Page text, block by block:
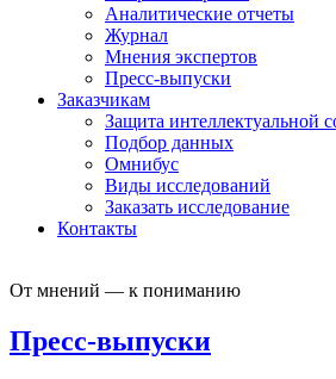
Аналитические отчеты
Журнал
Мнения экспертов
Пресс-выпуски
Заказчикам
Защита интеллектуальной
Подбор данных
Омнибус
Виды исследований
Заказать исследование
Контакты
От мнений — к пониманию
Пресс-выпуски